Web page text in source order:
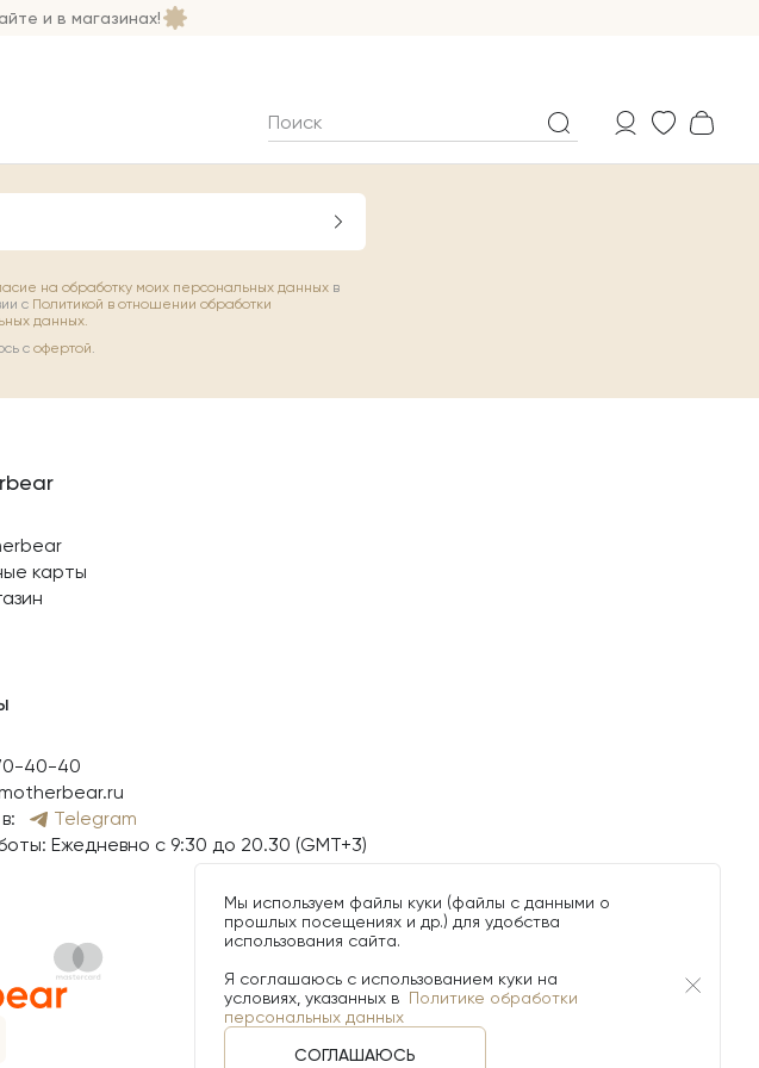
и в магазинах!
на обработку моих персональных данных в
с Политикой в отношении обработки
данных.
с офертой.
карты
40-40
Telegram
Ежедневно с 9:30 до 20.30 (GMT+3)
Мы используем файлы куки (файлы с данными о
прошлых посещениях и др.) для удобства
использования сайта.
Я соглашаюсь с использованием куки на
условиях, указанных в Политике обработки
персональных данных
СОГЛАШАЮСЬ